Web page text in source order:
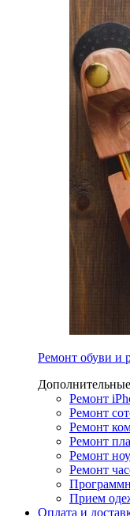
Ремонт обуви и
Ремонт
Ремонт
Ремонт
Ремонт
Ремонт
Ремонт
Прием
Оплата и